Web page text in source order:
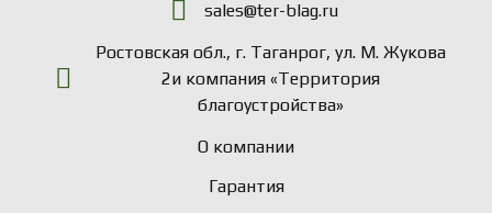
sales@ter-blag.ru
Ростовская обл., г. Таганрог, ул. М. Жукова
2и компания «Территория
благоустройства»
О компании
Гарантия